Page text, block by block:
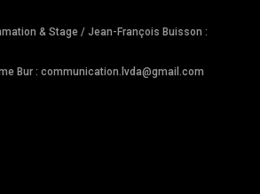
& Stage / Jean-François Buisson :
Bur : communication.lvda@gmail.com